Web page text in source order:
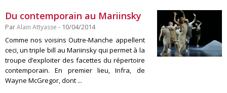
Du contemporain au Mariinsky
ParAlain Attyasse - 10/04/2014
Comme nos voisins Outre-Manche appellent
ceci, un triple bill au Mariinsky qui permet à la
troupe d’exploiter des facettes du répertoire
contemporain. En premier lieu, Infra, de
Wayne McGregor, dont ...